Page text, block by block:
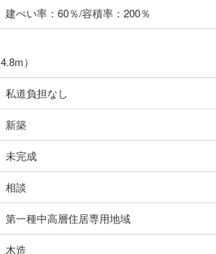
建ぺい率：60％/容積率：200％
）
私道負担なし
新築
未完成
相談
第一種中高層住居専用地域
木造